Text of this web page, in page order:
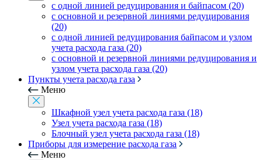
с одной линией редуцирования и байпасом (20)
с основной и резервной линиями редуцирования
(20)
с одной линией редуцирования байпасом и узлом
учета расхода газа (20)
с основной и резервной линиями редуцирования и
узлом учета расхода газа (20)
Пункты учета расхода газа
Меню
Шкафной узел учета расхода газа (18)
Узел учета расхода газа (18)
Блочный узел учета расхода газа (18)
Приборы для измерение расхода газа
Меню